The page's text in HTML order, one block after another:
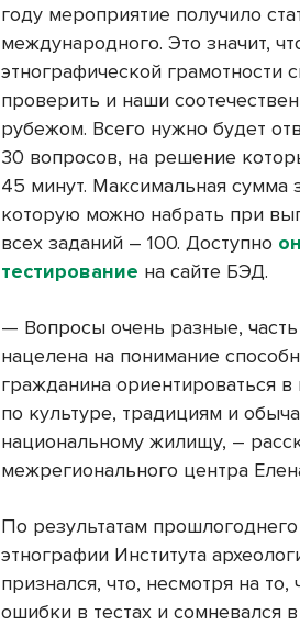
году мероприятие получило
международного. Это значит,
этнографической грамотности
проверить и наши
рубежом. Всего нужно будет
30 вопросов, на решение
45 минут. Максимальная сумма
которую можно набрать при
всех заданий – 100. Доступно
тестирование на сайте БЭД.
— Вопросы очень разные,
нацелена на понимание
гражданина ориентироваться
по культуре, традициям и
национальному жилищу, –
межрегионального центра
По результатам
этнографии Института
признался, что, несмотря на
ошибки в тестах и сомневался